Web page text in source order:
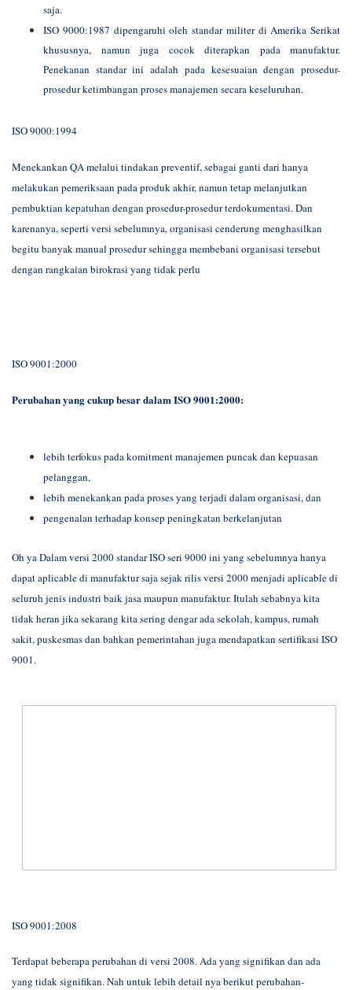
saja.
ISO 9000:1987 dipengaruhi oleh standar militer di Amerika Serikat
khususnya, namun juga cocok diterapkan pada manufaktur.
Penekanan standar ini adalah pada kesesuaian dengan prosedur-
prosedur ketimbangan proses manajemen secara keseluruhan.
ISO 9000:1994
Menekankan QA melalui tindakan preventif, sebagai ganti dari hanya
melakukan pemeriksaan pada produk akhir, namun tetap melanjutkan
pembuktian kepatuhan dengan prosedur-prosedur terdokumentasi. Dan
karenanya, seperti versi sebelumnya, organisasi cenderung menghasilkan
begitu banyak manual prosedur sehingga membebani organisasi tersebut
dengan rangkaian birokrasi yang tidak perlu
ISO 9001:2000
Perubahan yang cukup besar dalam ISO 9001:2000:
lebih terfokus pada komitment manajemen puncak dan kepuasan
pelanggan,
lebih menekankan pada proses yang terjadi dalam organisasi, dan
pengenalan terhadap konsep peningkatan berkelanjutan
Oh ya Dalam versi 2000 standar ISO seri 9000 ini yang sebelumnya hanya
dapat aplicable di manufaktur saja sejak rilis versi 2000 menjadi aplicable di
seluruh jenis industri baik jasa maupun manufaktur. Itulah sebabnya kita
tidak heran jika sekarang kita sering dengar ada sekolah, kampus, rumah
sakit, puskesmas dan bahkan pemerintahan juga mendapatkan sertifikasi ISO
9001.
ISO 9001:2008
Terdapat beberapa perubahan di versi 2008. Ada yang signifikan dan ada
yang tidak signifikan. Nah untuk lebih detail nya berikut perubahan-